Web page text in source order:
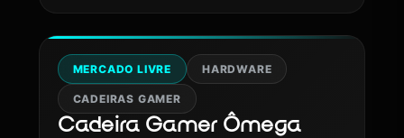
MERCADO LIVRE HARDWARE
CADEIRAS GAMER
Cadeira Gamer Ômega